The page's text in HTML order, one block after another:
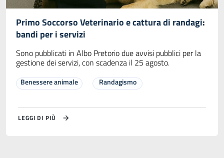
Primo Soccorso Veterinario e cattura di randagi:
bandi per i servizi
Sono pubblicati in Albo Pretorio due avvisi pubblici per la
gestione dei servizi, con scadenza il 25 agosto.
Benessere animale Randagismo
LEGGI DI PIÙ